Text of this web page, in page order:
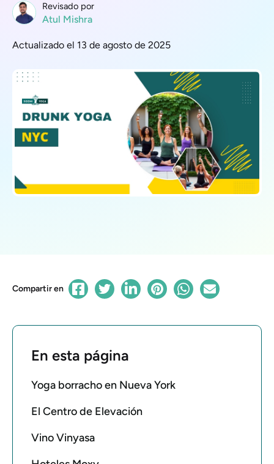
Revisado por
Atul Mishra
Actualizado el 13 de agosto de 2025
Compartir en
En esta página
Yoga borracho en Nueva York
El Centro de Elevación
Vino Vinyasa